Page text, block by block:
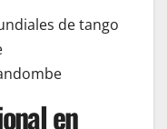
de tango
en